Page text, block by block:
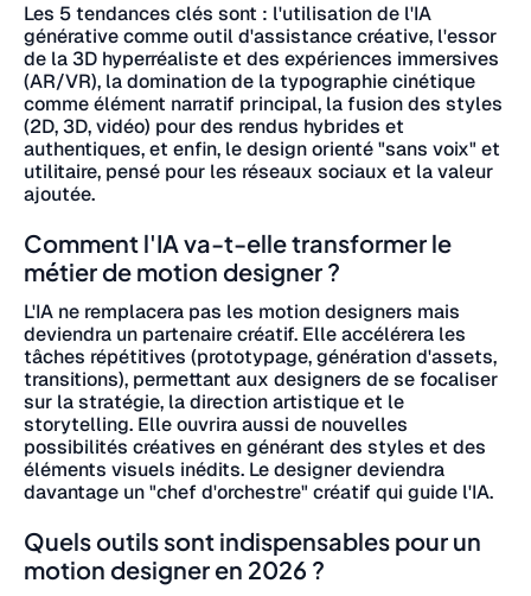
Les 5 tendances clés sont : l'utilisation de l'IA
générative comme outil d'assistance créative, l'essor
de la 3D hyperréaliste et des expériences immersives
(AR/VR), la domination de la typographie cinétique
comme élément narratif principal, la fusion des styles
(2D, 3D, vidéo) pour des rendus hybrides et
authentiques, et enfin, le design orienté "sans voix" et
utilitaire, pensé pour les réseaux sociaux et la valeur
ajoutée.
Comment l'IA va-t-elle transformer le
métier de motion designer ?
L'IA ne remplacera pas les motion designers mais
deviendra un partenaire créatif. Elle accélérera les
tâches répétitives (prototypage, génération d'assets,
transitions), permettant aux designers de se focaliser
sur la stratégie, la direction artistique et le
storytelling. Elle ouvrira aussi de nouvelles
possibilités créatives en générant des styles et des
éléments visuels inédits. Le designer deviendra
davantage un "chef d'orchestre" créatif qui guide l'IA.
Quels outils sont indispensables pour un
motion designer en 2026 ?